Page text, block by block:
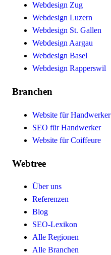
Webdesign Zug
Webdesign Luzern
Webdesign St. Gallen
Webdesign Aargau
Webdesign Basel
Webdesign Rapperswil
Branchen
Website für Handwerker
SEO für Handwerker
Website für Coiffeure
Webtree
Über uns
Referenzen
Blog
SEO-Lexikon
Alle Regionen
Alle Branchen